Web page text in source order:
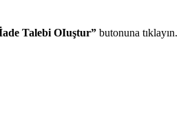
Talebi OIuştur” butonuna tıklayın.